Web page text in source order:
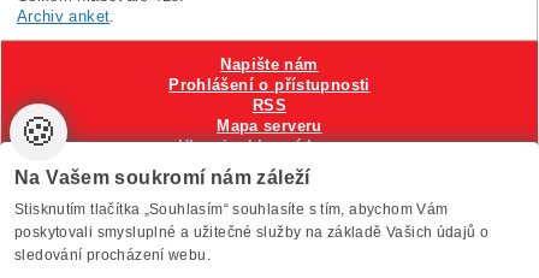
Archiv anket.
VytvořiloAnawe , provozuje Anawe a Špína
Napište nám
Prohlášení o přístupnosti
RSS
Mapa serveru
Hlavni reklamní banner
Nastavení cookies
🍪
Na Vašem soukromí nám záleží
Stisknutím tlačítka „Souhlasím“ souhlasíte s tím, abychom Vám
poskytovali smysluplné a užitečné služby na základě Vašich údajů o
sledování procházení webu.